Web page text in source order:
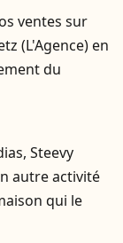
ventes sur
(L'Agence) en
du
Steevy
autre activité
qui le